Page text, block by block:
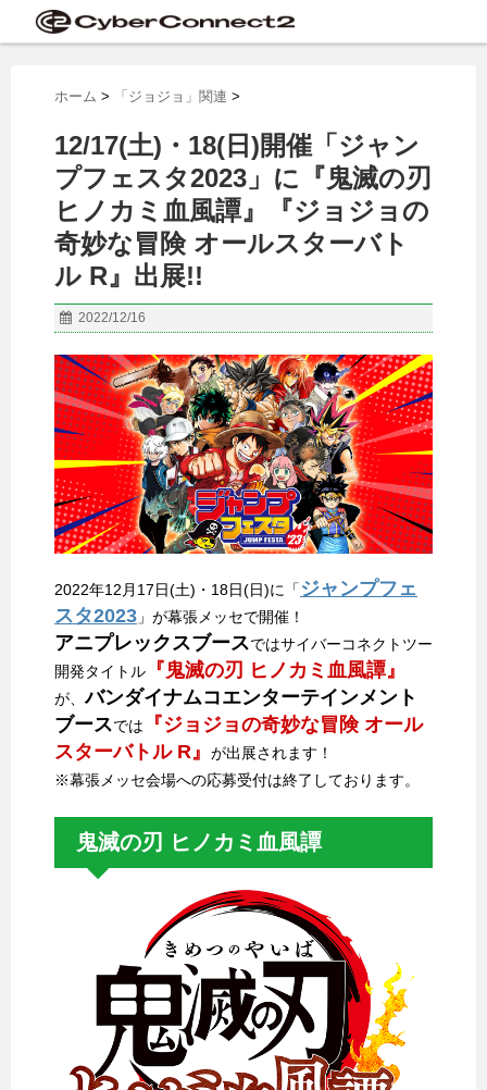
ホーム > 「ジョジョ」関連 >
12/17(土)・18(日)開催「ジャン
プフェスタ2023」に『鬼滅の刃
ヒノカミ血風譚』『ジョジョの
奇妙な冒険 オールスターバト
ル R』出展!!
2022/12/16
2022年12月17日(土)・18日(日)に「 ジャンプフェ
スタ2023 」が幕張メッセで開催！
アニプレックスブースではサイバーコネクトツー
開発タイトル
『鬼滅の刃 ヒノカミ血風譚』
が、バンダイナムコエンターテインメント
ブースでは
『ジョジョの奇妙な冒険 オール
スターバトル R』
が出展されます！
※幕張メッセ会場への応募受付は終了しております。
鬼滅の刃 ヒノカミ血風譚